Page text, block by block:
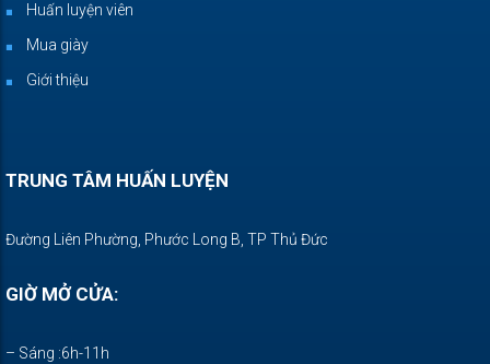
Huấn luyện viên
Mua giày
Giới thiệu
TRUNG TÂM HUẤN LUYỆN
Đường Liên Phường, Phước Long B, TP Thủ Đức
GIỜ MỞ CỬA:
– Sáng :6h-11h